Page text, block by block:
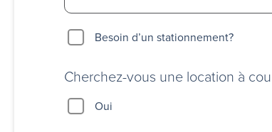
Besoin
stationnement?
Besoin d’un stationnement?
Cherchez-vous une location à
Oui